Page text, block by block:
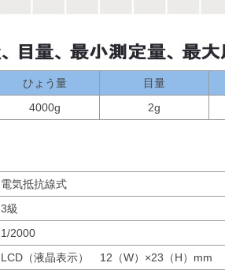
ひょう量
目量
4000g 2g
電気抵抗線式
3級
1/2000
LCD（液晶表示） 12（W）×23（H）mm